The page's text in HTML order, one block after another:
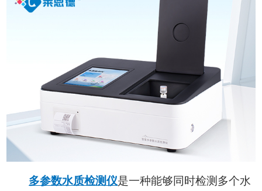
多参数水质检测仪是一种能够同时检测多个水